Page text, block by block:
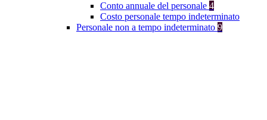
Conto annuale del personale 4
Costo personale tempo indeterminato
Personale non a tempo indeterminato 9